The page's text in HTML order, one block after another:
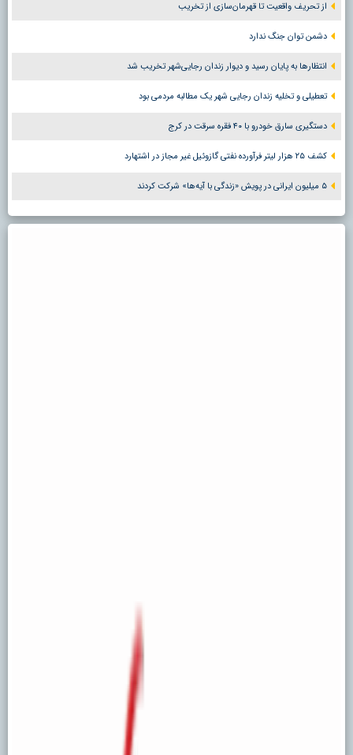
از تحریف واقعیت تا قهرمان‌سازی از تخریب
دشمن توان جنگ ندارد
انتظارها به پایان رسید و دیوار زندان رجایی‌شهر تخریب شد
تعطیلی و تخلیه زندان رجایی شهر یک مطالبه مردمی بود
دستگیری سارق خودرو با ۴۰ فقره سرقت در کرج
کشف ۲۵ هزار لیتر فرآورده نفتی گازوئیل غیر مجاز در اشتهارد
۵ میلیون ایرانی در پویش «زندگی با آیه‌ها» شرکت کردند